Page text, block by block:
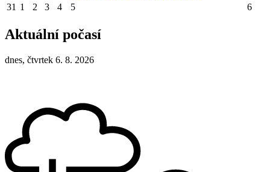
31 1 2 3 4 5 6
Aktuální počasí
dnes, čtvrtek 6. 8. 2026